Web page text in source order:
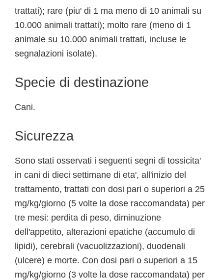
trattati); rare (piu' di 1 ma meno di 10 animali su
10.000 animali trattati); molto rare (meno di 1
animale su 10.000 animali trattati, incluse le
segnalazioni isolate).
Specie di destinazione
Cani.
Sicurezza
Sono stati osservati i seguenti segni di tossicita'
in cani di dieci settimane di eta', all'inizio del
trattamento, trattati con dosi pari o superiori a 25
mg/kg/giorno (5 volte la dose raccomandata) per
tre mesi: perdita di peso, diminuzione
dell'appetito, alterazioni epatiche (accumulo di
lipidi), cerebrali (vacuolizzazioni), duodenali
(ulcere) e morte. Con dosi pari o superiori a 15
mg/kg/giorno (3 volte la dose raccomandata) per